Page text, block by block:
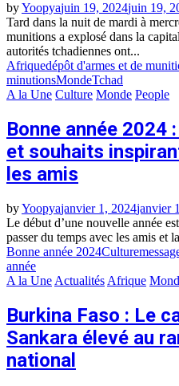
byYoopyajuin 19, 2024juin 19,
Tard dans la nuit de mardi à
munitions a explosé dans la
autorités tchadiennes ont...
Afriquedépôt d'armes et de
minutionsMondeTchad
A la Une Culture Monde People
Bonne année 2024
et souhaits
les amis
byYoopyajanvier 1, 2024janvier
Le début d’une nouvelle année
passer du temps avec les amis et
Bonne année 2024Culture
année
A la Une Actualités Afrique
Burkina Faso : Le
Sankara élevé au
national